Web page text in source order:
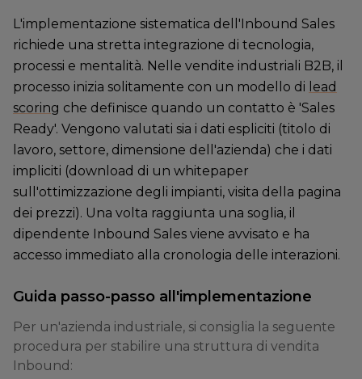
L'implementazione sistematica dell'Inbound Sales
richiede una stretta integrazione di tecnologia,
processi e mentalità. Nelle vendite industriali B2B, il
processo inizia solitamente con un modello di lead
scoring che definisce quando un contatto è 'Sales
Ready'. Vengono valutati sia i dati espliciti (titolo di
lavoro, settore, dimensione dell'azienda) che i dati
impliciti (download di un whitepaper
sull'ottimizzazione degli impianti, visita della pagina
dei prezzi). Una volta raggiunta una soglia, il
dipendente Inbound Sales viene avvisato e ha
accesso immediato alla cronologia delle interazioni.
Guida passo-passo all'implementazione
Per un'azienda industriale, si consiglia la seguente
procedura per stabilire una struttura di vendita
Inbound: